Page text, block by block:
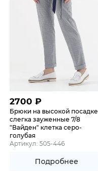
2700 ₽
Брюки на высокой посадке
слегка зауженные 7/8
"Вайден" клетка серо-
голубая
Артикул: 505-446
Подробнее